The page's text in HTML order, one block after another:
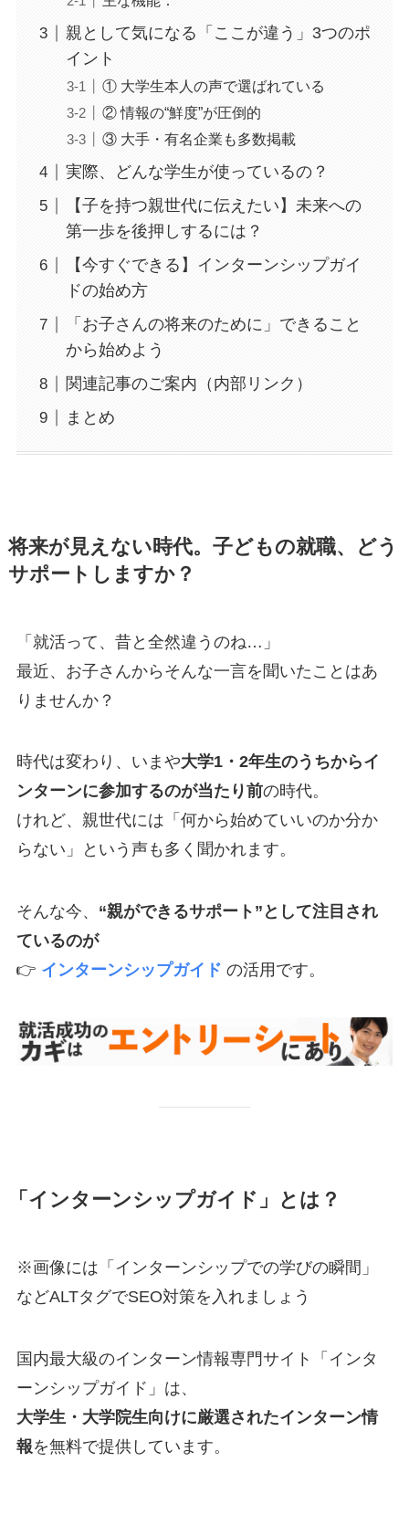
親として気になる「ここが違う」3つのポ
イント
① 大学生本人の声で選ばれている
② 情報の“鮮度”が圧倒的
③ 大手・有名企業も多数掲載
実際、どんな学生が使っているの？
【子を持つ親世代に伝えたい】未来への
第一歩を後押しするには？
【今すぐできる】インターンシップガイ
ドの始め方
「お子さんの将来のために」できること
から始めよう
関連記事のご案内（内部リンク）
まとめ
将来が見えない時代。子どもの就職、どう
サポートしますか？
「就活って、昔と全然違うのね…」
最近、お子さんからそんな一言を聞いたことはあ
りませんか？
時代は変わり、いまや大学1・2年生のうちからイ
ンターンに参加するのが当たり前の時代。
けれど、親世代には「何から始めていいのか分か
らない」という声も多く聞かれます。
そんな今、 “親ができるサポート”として注目され
ているのが
👉 インターンシップガイド の活用です。
「インターンシップガイド」とは？
※画像には「インターンシップでの学びの瞬間」
などALTタグでSEO対策を入れましょう
国内最大級のインターン情報専門サイト「インタ
ーンシップガイド」は、
大学生・大学院生向けに厳選されたインターン情
報を無料で提供しています。